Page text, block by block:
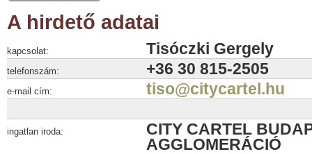
A hirdető adatai
kapcsolat: Tisóczki Gergely
telefonszám: +36 30 815-2505
e-mail cím: tiso@citycartel.hu
ingatlan iroda:
CITY CARTEL
AGGLOMERÁCIÓ